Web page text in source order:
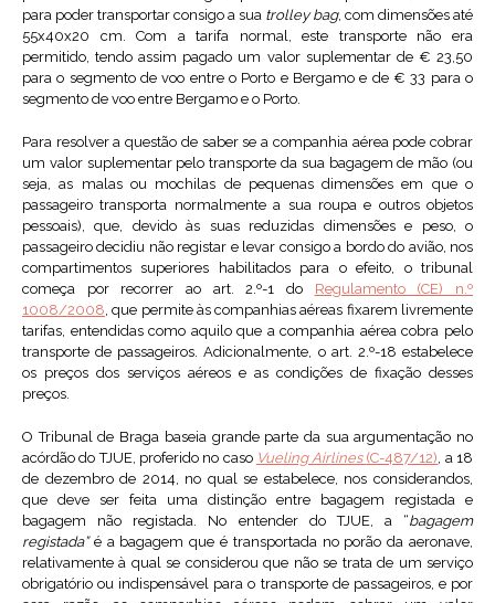
para poder transportar consigo a sua trolley bag, com dimensões até
55x40x20 cm. Com a tarifa normal, este transporte não era
permitido, tendo assim pagado um valor suplementar de € 23,50
para o segmento de voo entre o Porto e Bergamo e de € 33 para o
segmento de voo entre Bergamo e o Porto.
Para resolver a questão de saber se a companhia aérea pode cobrar
um valor suplementar pelo transporte da sua bagagem de mão (ou
seja, as malas ou mochilas de pequenas dimensões em que o
passageiro transporta normalmente a sua roupa e outros objetos
pessoais), que, devido às suas reduzidas dimensões e peso, o
passageiro decidiu não registar e levar consigo a bordo do avião, nos
compartimentos superiores habilitados para o efeito, o tribunal
começa por recorrer ao art. 2.º-1 do Regulamento (CE) n.º
1008/2008, que permite às companhias aéreas fixarem livremente
tarifas, entendidas como aquilo que a companhia aérea cobra pelo
transporte de passageiros. Adicionalmente, o art. 2.º-18 estabelece
os preços dos serviços aéreos e as condições de fixação desses
preços.
O Tribunal de Braga baseia grande parte da sua argumentação no
acórdão do TJUE, proferido no caso Vueling Airlines (C-487/12), a 18
de dezembro de 2014, no qual se estabelece, nos considerandos,
que deve ser feita uma distinção entre bagagem registada e
bagagem não registada. No entender do TJUE, a “bagagem
registada”é a bagagem que é transportada no porão da aeronave,
relativamente à qual se considerou que não se trata de um serviço
obrigatório ou indispensável para o transporte de passageiros, e por